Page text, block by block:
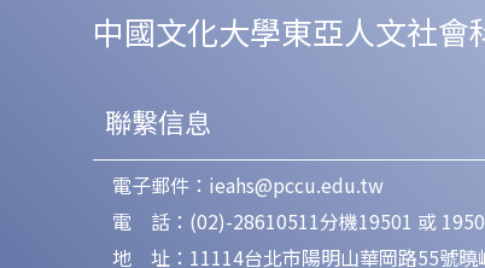
中國文化大學東亞人文社會
聯繫信息
電子郵件：ieahs@pccu.edu.tw
電 話：(02)-28610511分機19501 或
地 址：11114台北市陽明山華岡路55號曉